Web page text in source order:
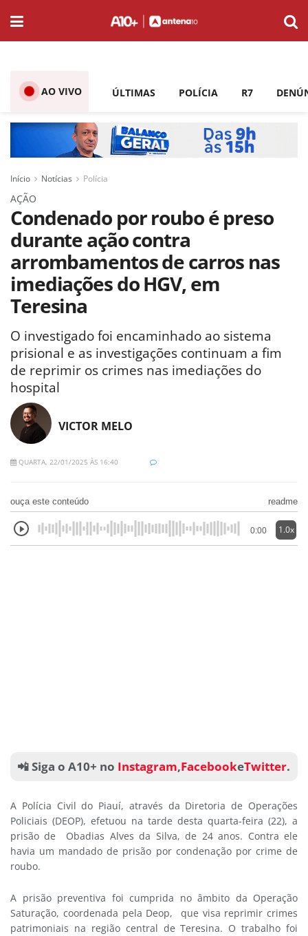
AO VIVO ÚLTIMAS POLÍCIA R7
Início Notícias Polícia
AÇÃO
Condenado por roubo é preso
durante ação contra
arrombamentos de carros nas
imediações do HGV, em
Teresina
O investigado foi encaminhado ao sistema
prisional e as investigações continuam a fim
de reprimir os crimes nas imediações do
hospital
VICTOR MELO
QUARTA, 22/01/2025 ÀS 16:40
ouça este conteúdo readme
0:00 1.0x
📲 Siga o A10+ no Instagram,FacebookeTwitter.
A Polícia Civil do Piauí, através da Diretoria de Operações
Policiais (DEOP), efetuou na tarde desta quarta-feira (22), a
prisão de Obadias Alves da Silva, de 24 anos. Contra ele
havia um mandado de prisão por condenação por crime de
roubo.
A prisão preventiva foi cumprida no âmbito da Operação
Saturação, coordenada pela Deop, que visa reprimir crimes
patrimoniais na região central de Teresina. O trabalho foi